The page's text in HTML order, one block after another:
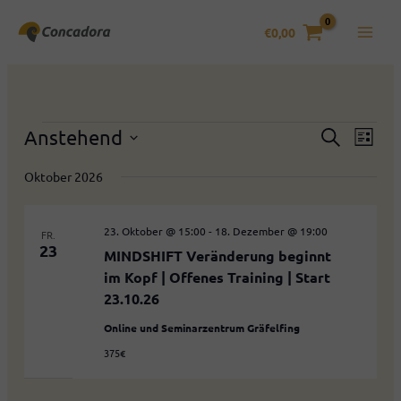
Inhalt
€0,00
Veranstaltungen SucheListe
Anstehend
wählen.
Oktober 2026
FR.
23
MINDSHIFT Veränderung beginnt
im Kopf | Offenes Training | Start
23.10.26
23. Oktober @ 15:00 - 18. Dezember @ 19:00
Online und Seminarzentrum Gräfelfing
375€